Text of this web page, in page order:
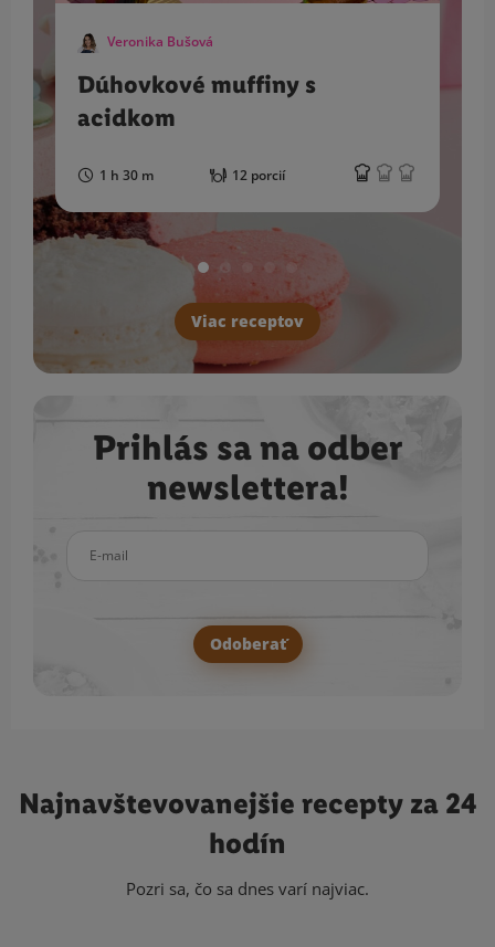
Veronika Bušová
Dúhovkové muffiny s
acidkom
1 h 30 m 12 porcií
Viac receptov
Prihlás sa na odber
newslettera!
Odoberať
Najnavštevovanejšie recepty za 24
hodín
Pozri sa, čo sa dnes varí najviac.